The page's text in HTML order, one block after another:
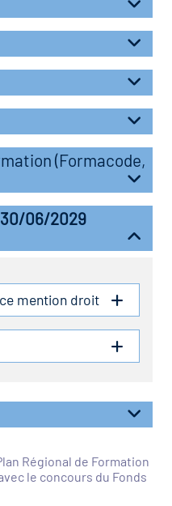
(Formacode,
30/06/2029
mention droit
Régional de Formation
le concours du Fonds